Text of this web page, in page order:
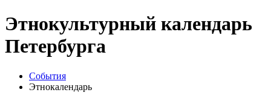
Этнокультурный календарь
Петербурга
События
Этнокалендарь